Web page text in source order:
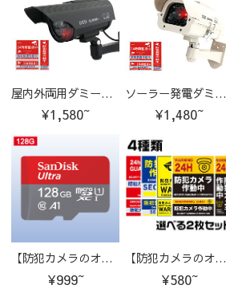
屋内外両用ダミーカメラ赤外線LED常時点滅 3302
¥1,580~
ソーラー発電ダミーカメラ防水配線不要 ダミーTYF01
¥1,480~
【防犯カメラのオプション商品】サンディスクマイクロSDカード
¥999~
【防犯カメラのオプション商品】防犯ステッカー セキュリティシステッカー
¥580~